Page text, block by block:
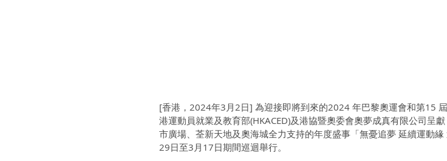
[香港，2024年3月2日] 為迎接即將到來的2024 年巴黎奧運會和第15
港運動員就業及教育部(HKACED)及港協暨奧委會奧夢成真有限公司呈
市廣場、荃新天地及奧海城全力支持的年度盛事「無憂追夢 延續運動
29日至3月17日期間巡迴舉行。